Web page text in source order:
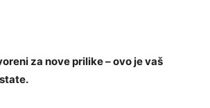
za nove prilike – ovo je vaš